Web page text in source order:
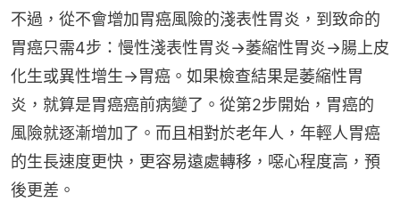
不過，從不會增加胃癌風險的淺表性胃炎，到致命的
胃癌只需4步：慢性淺表性胃炎→萎縮性胃炎→腸上皮
化生或異性增生→胃癌。如果檢查結果是萎縮性胃
炎，就算是胃癌癌前病變了。從第2步開始，胃癌的
風險就逐漸增加了。而且相對於老年人，年輕人胃癌
的生長速度更快，更容易遠處轉移，噁心程度高，預
後更差。